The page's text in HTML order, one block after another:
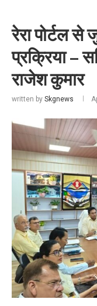
रेरा पोर्टल से
प्रक्रिया –
राजेश कुमार
written by Skgnews